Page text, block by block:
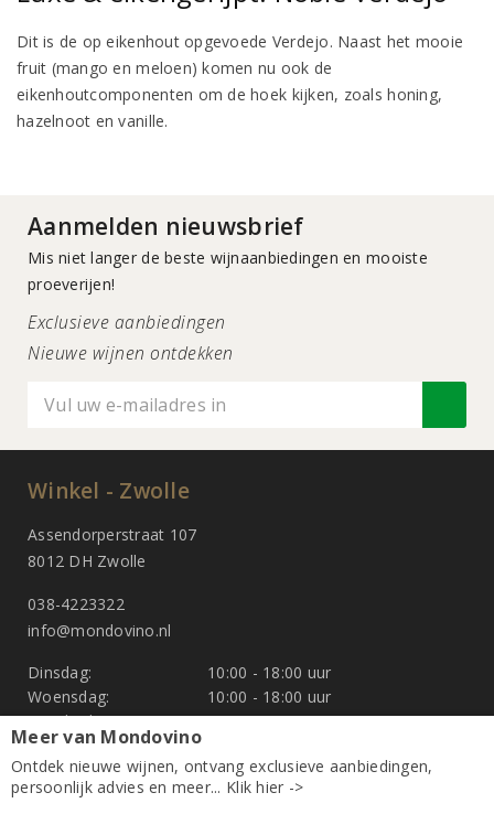
Dit is de op eikenhout opgevoede Verdejo. Naast het mooie
fruit (mango en meloen) komen nu ook de
eikenhoutcomponenten om de hoek kijken, zoals honing,
hazelnoot en vanille.
Aanmelden nieuwsbrief
Mis niet langer de beste wijnaanbiedingen en mooiste
proeverijen!
Exclusieve aanbiedingen
Nieuwe wijnen ontdekken
Winkel - Zwolle
Assendorperstraat 107
8012 DH Zwolle
038-4223322
info@mondovino.nl
Dinsdag:
10:00 - 18:00 uur
Woensdag:
10:00 - 18:00 uur
Donderdag:
10:00 - 18:00 uur
Vrijdag:
Zaterdag:
10:00 - 17:00 uur
Meer van Mondovino
Ontdek nieuwe wijnen, ontvang exclusieve aanbiedingen,
persoonlijk advies en meer... Klik hier ->